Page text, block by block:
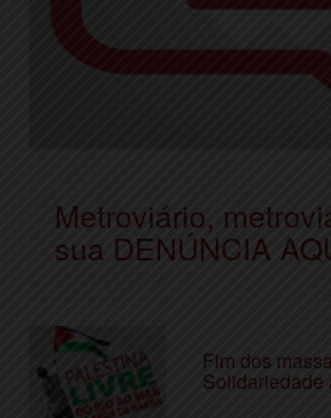
Metroviário,
sua DENÚNCIA
Fim dos
Solidariedade